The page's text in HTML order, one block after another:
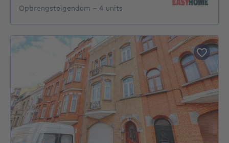
Opbrengsteigendom – 4 units